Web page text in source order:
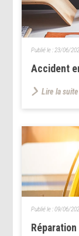
Accident
Publié le : 23/06/
Lire la suite
Publié le :09/06/